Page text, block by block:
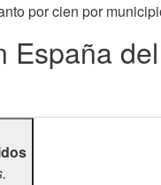
por cien por
España